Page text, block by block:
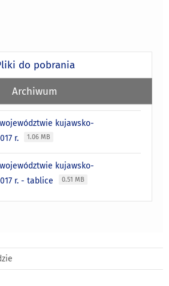
do pobrania
Archiwum
kujawsko-
r.
1.06 MB
kujawsko-
r. - tablice
0.51 MB